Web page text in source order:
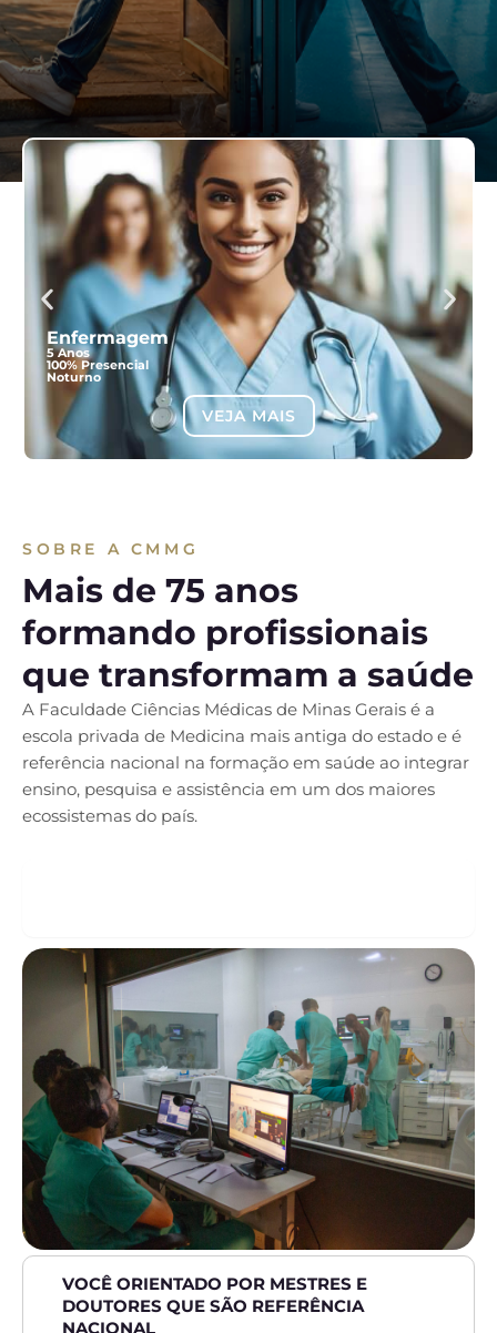
Enfermagem
5 Anos
100% Presencial
Noturno
VEJA MAIS
SOBRE A CMMG
Mais de 75 anos
formando profissionais
que transformam a saúde
A Faculdade Ciências Médicas de Minas Gerais é a
escola privada de Medicina mais antiga do estado e é
referência nacional na formação em saúde ao integrar
ensino, pesquisa e assistência em um dos maiores
ecossistemas do país.
VOCÊ ORIENTADO POR MESTRES E
DOUTORES QUE SÃO REFERÊNCIA
NACIONAL